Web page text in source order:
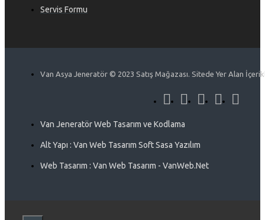
Servis Formu
Van Asya Jeneratör © 2023 Satış Mağazası. Sitede Yer Alan
Van Jeneratör Web Tasarım ve Kodlama
Alt Yapı : Van Web Tasarım Soft Sasa Yazılım
Web Tasarım : Van Web Tasarım - VanWeb.Net